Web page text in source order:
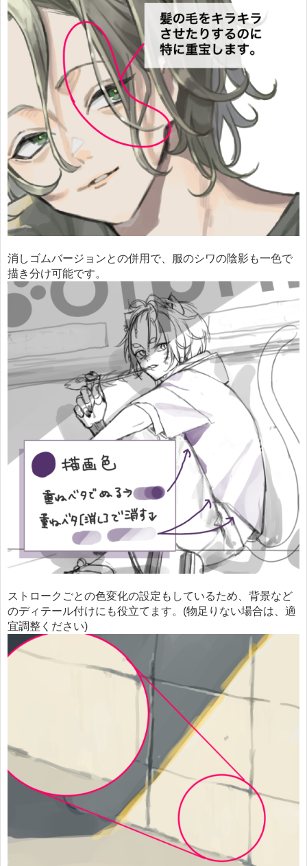
消しゴムバージョンとの併用で、服のシワの陰影も一色で
描き分け可能です。
ストロークごとの色変化の設定もしているため、背景など
のディテール付けにも役立てます。(物足りない場合は、適
宜調整ください)